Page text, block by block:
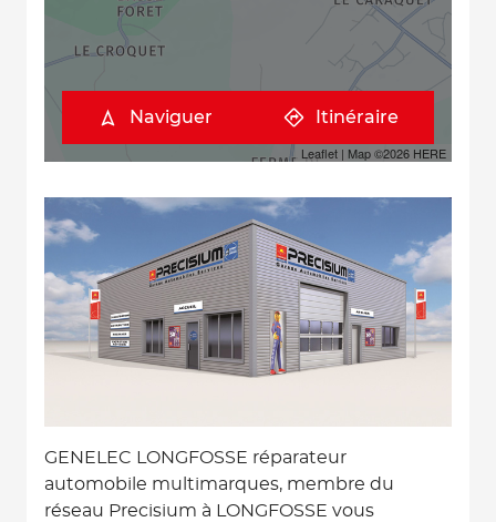
Leaflet | Map ©2026 HERE
Naviguer Itinéraire
GENELEC LONGFOSSE réparateur
automobile multimarques, membre du
réseau Precisium à LONGFOSSE vous